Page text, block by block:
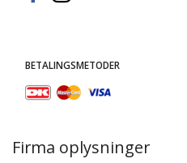
BETALINGSMETODER
Firma oplysninger